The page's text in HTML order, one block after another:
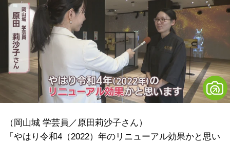
（岡山城 学芸員／原田莉沙子さん）
「やはり令和4（2022）年のリニューアル効果かと思い